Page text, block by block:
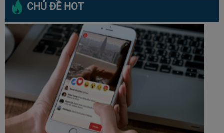
CHỦ ĐỀ HOT